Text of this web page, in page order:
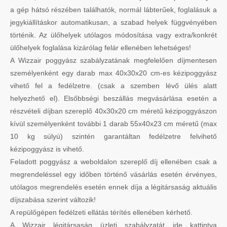
a gép hátsó részében találhatók, normál lábterűek, foglalásuk a
jegykiállításkor automatikusan, a szabad helyek függvényében
történik. Az ülőhelyek utólagos módosítása vagy extra/konkrét
ülőhelyek foglalása kizárólag felár ellenében lehetséges!
A Wizzair poggyász szabályzatának megfelelően díjmentesen
személyenként egy darab max 40x30x20 cm-es kézipoggyász
vihető fel a fedélzetre. (csak a szemben lévő ülés alatt
helyezhető el). Elsőbbségi beszállás megvásárlása esetén a
részvételi díjban szereplő 40x30x20 cm méretű kézipoggyászon
kívül személyenként további 1 darab 55x40x23 cm méretű (max
10 kg súlyú) szintén garantáltan fedélzetre felvihető
kézipoggyász is vihető.
Feladott poggyász a weboldalon szereplő díj ellenében csak a
megrendeléssel egy időben történő vásárlás esetén érvényes,
utólagos megrendelés esetén ennek díja a légitársaság aktuális
díjszabása szerint változik!
A repülőgépen fedélzeti ellátás térítés ellenében kérhető.
A Wizzair légitársaság üzleti szabályzatát ide kattintva